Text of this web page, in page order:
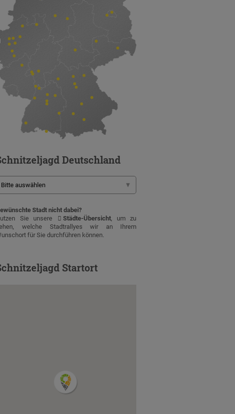
Deutschland
Stadt nicht dabei?
Sie unsere
Städte-Übersicht, um zu
welche Stadtrallyes wir an Ihrem
für Sie durchführen können.
Startort